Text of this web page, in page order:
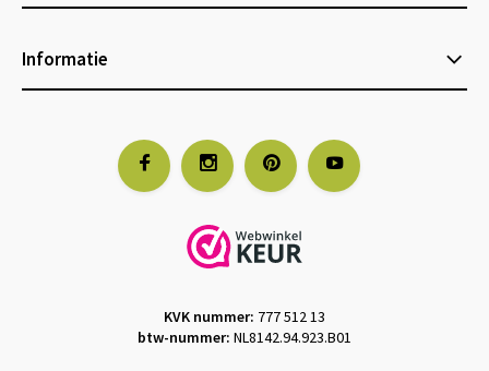
Informatie
KVK nummer: 777 512 13
btw-nummer: NL8142.94.923.B01